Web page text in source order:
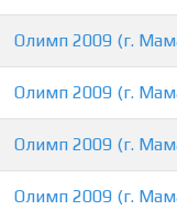
Олимп 2009 (г.
Олимп 2009 (г.
Олимп 2009 (г.
Олимп 2009 (г.